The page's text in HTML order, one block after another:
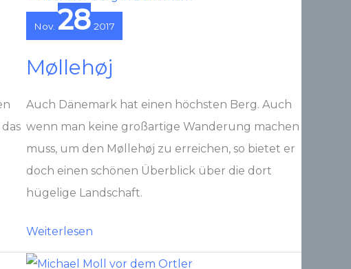
höchste
Berg
Nov. 28 2017
Møllehøj
Auch Dänemark hat einen höchsten Berg. Auch
wenn man keine großartige Wanderung machen
muss, um den Møllehøj zu erreichen, so bietet er
doch einen schönen Überblick über die dort
hügelige Landschaft.
Møllehøj
Weiterlesen